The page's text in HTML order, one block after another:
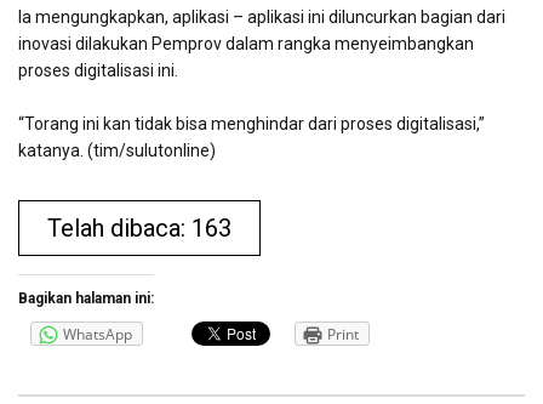
Ia mengungkapkan, aplikasi – aplikasi ini diluncurkan bagian dari
inovasi dilakukan Pemprov dalam rangka menyeimbangkan
proses digitalisasi ini.
“Torang ini kan tidak bisa menghindar dari proses digitalisasi,”
katanya. (tim/sulutonline)
Telah dibaca: 163
Bagikan halaman ini:
WhatsApp Print